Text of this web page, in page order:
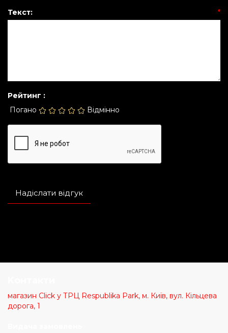
Текст: *
Рейтинг :
Погано
Відмінно
Надіслати відгук
магазин Click у ТРЦ Respublika Park, м. Київ, вул. Кільцева
дорога, 1